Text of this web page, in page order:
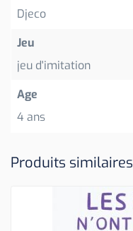
Djeco
Jeu
jeu d'imitation
Age
4 ans
Produits similaires